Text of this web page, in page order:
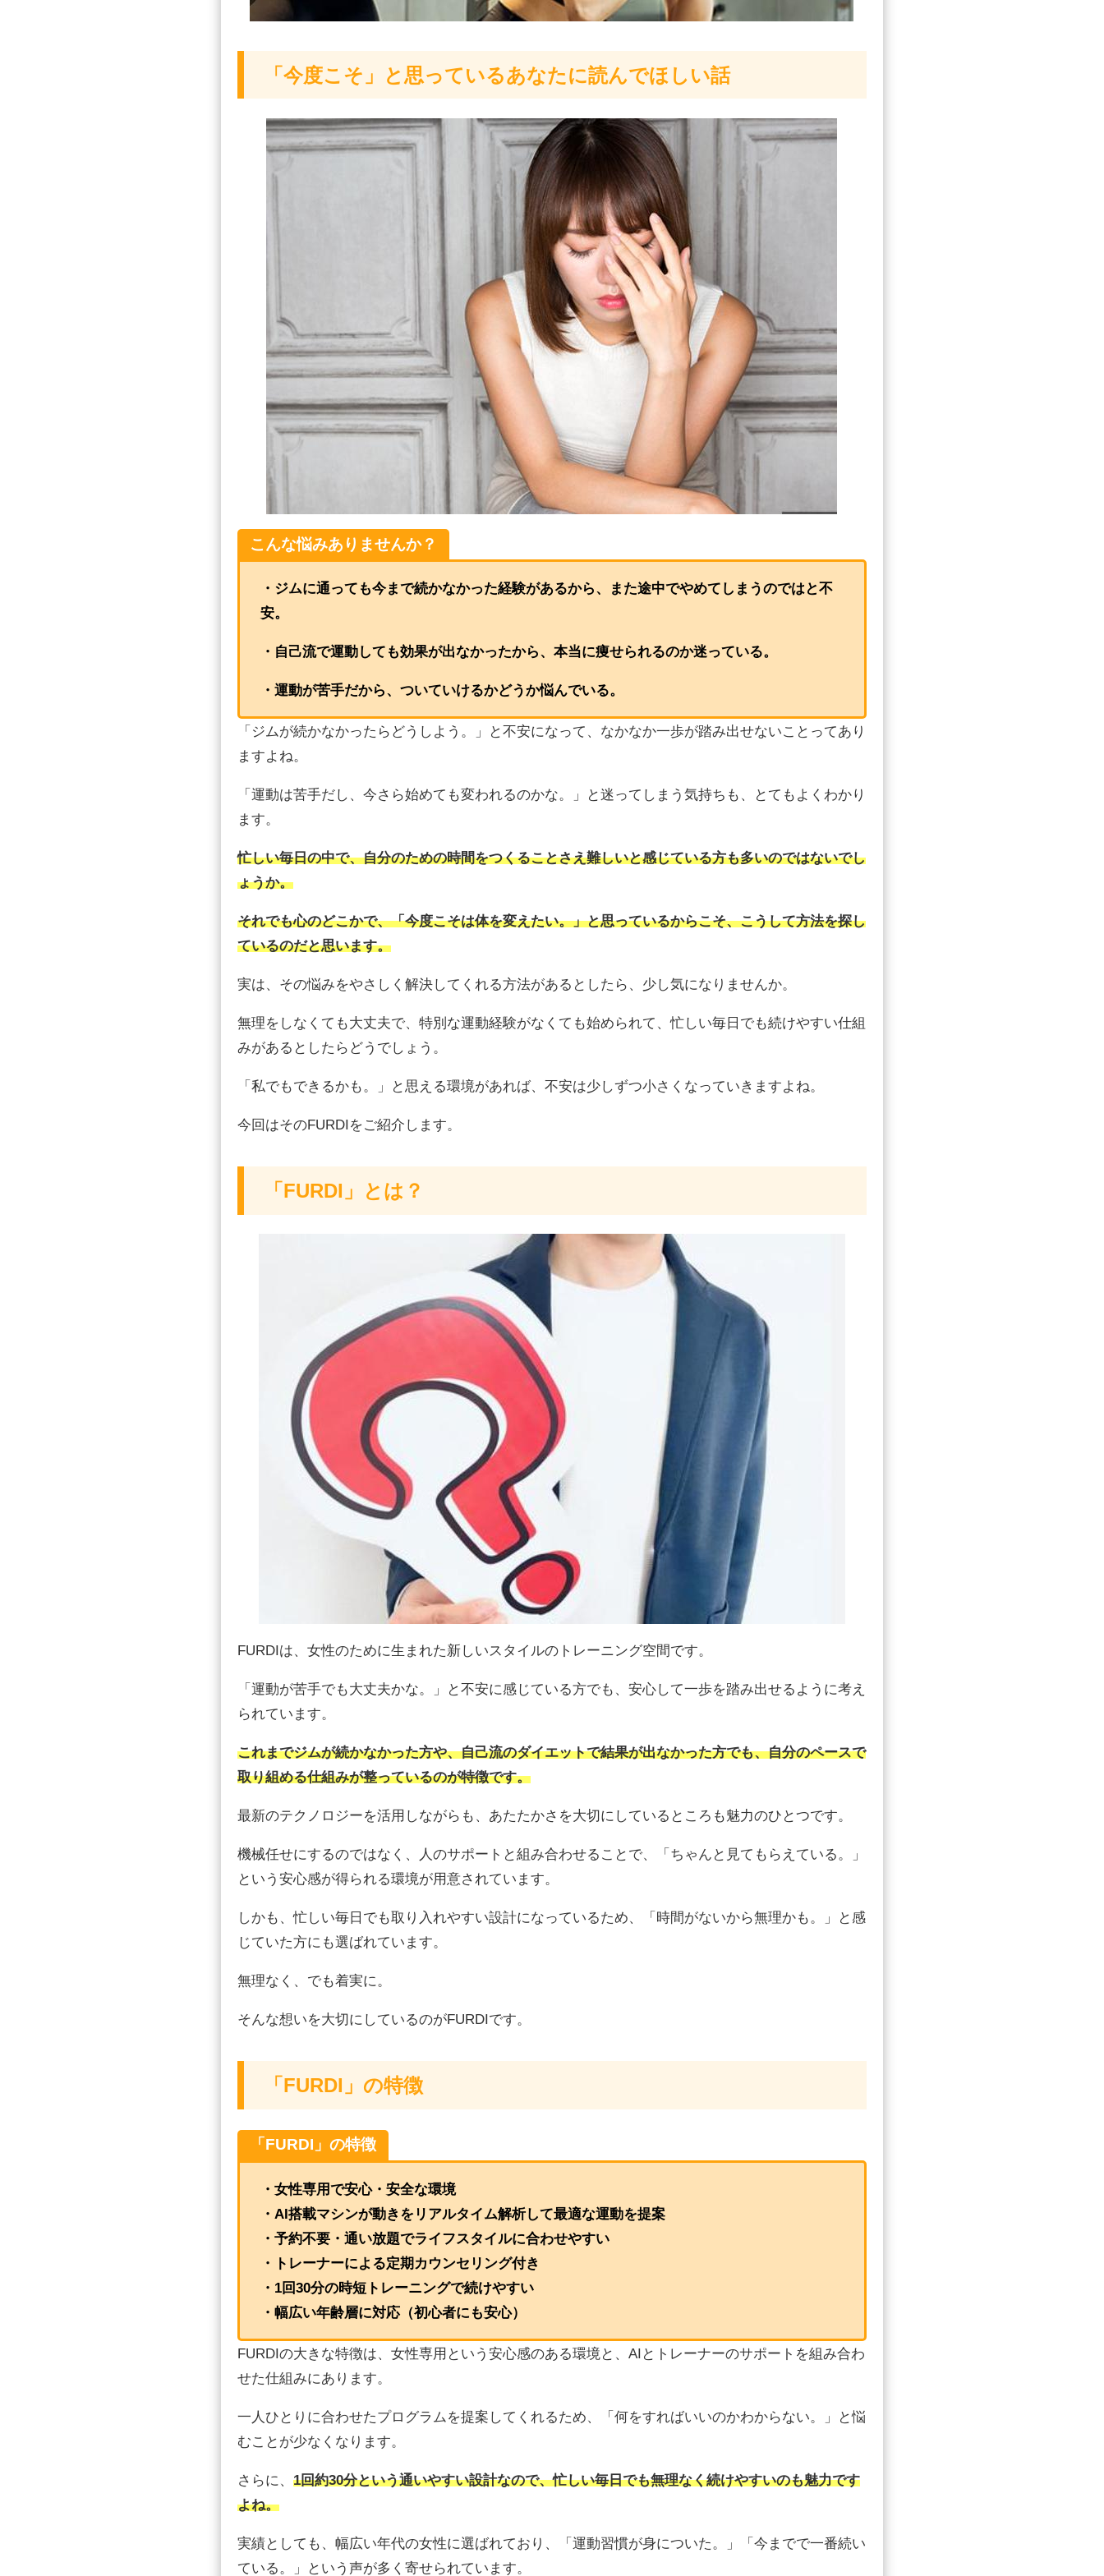
「今度こそ」と思っているあなたに読んでほしい話
こんな悩みありませんか？
・ジムに通っても今まで続かなかった経験があるから、また途中でやめてしまうのではと不
安。
・自己流で運動しても効果が出なかったから、本当に痩せられるのか迷っている。
・運動が苦手だから、ついていけるかどうか悩んでいる。
「ジムが続かなかったらどうしよう。」と不安になって、なかなか一歩が踏み出せないことってあり
ますよね。
「運動は苦手だし、今さら始めても変われるのかな。」と迷ってしまう気持ちも、とてもよくわかり
ます。
忙しい毎日の中で、自分のための時間をつくることさえ難しいと感じている方も多いのではないでし
ょうか。
それでも心のどこかで、「今度こそは体を変えたい。」と思っているからこそ、こうして方法を探し
ているのだと思います。
実は、その悩みをやさしく解決してくれる方法があるとしたら、少し気になりませんか。
無理をしなくても大丈夫で、特別な運動経験がなくても始められて、忙しい毎日でも続けやすい仕組
みがあるとしたらどうでしょう。
「私でもできるかも。」と思える環境があれば、不安は少しずつ小さくなっていきますよね。
今回はそのFURDIをご紹介します。
「FURDI」とは？
FURDIは、女性のために生まれた新しいスタイルのトレーニング空間です。
「運動が苦手でも大丈夫かな。」と不安に感じている方でも、安心して一歩を踏み出せるように考え
られています。
これまでジムが続かなかった方や、自己流のダイエットで結果が出なかった方でも、自分のペースで
取り組める仕組みが整っているのが特徴です。
最新のテクノロジーを活用しながらも、あたたかさを大切にしているところも魅力のひとつです。
機械任せにするのではなく、人のサポートと組み合わせることで、「ちゃんと見てもらえている。」
という安心感が得られる環境が用意されています。
しかも、忙しい毎日でも取り入れやすい設計になっているため、「時間がないから無理かも。」と感
じていた方にも選ばれています。
無理なく、でも着実に。
そんな想いを大切にしているのがFURDIです。
「FURDI」の特徴
「FURDI」の特徴
・女性専用で安心・安全な環境
・AI搭載マシンが動きをリアルタイム解析して最適な運動を提案
・予約不要・通い放題でライフスタイルに合わせやすい
・トレーナーによる定期カウンセリング付き
・1回30分の時短トレーニングで続けやすい
・幅広い年齢層に対応（初心者にも安心）
FURDIの大きな特徴は、女性専用という安心感のある環境と、AIとトレーナーのサポートを組み合わ
せた仕組みにあります。
一人ひとりに合わせたプログラムを提案してくれるため、「何をすればいいのかわからない。」と悩
むことが少なくなります。
さらに、 1回約30分という通いやすい設計なので、忙しい毎日でも無理なく続けやすいのも魅力です
よね。
実績としても、幅広い年代の女性に選ばれており、「運動習慣が身についた。」「今までで一番続い
ている。」という声が多く寄せられています。